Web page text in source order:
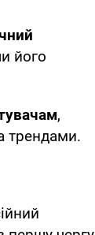
його
,
трендами.